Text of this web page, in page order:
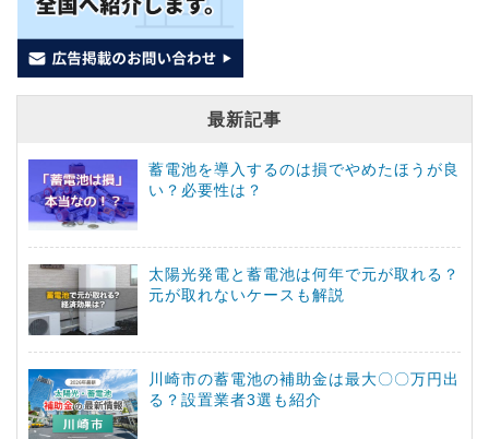
最新記事
蓄電池を導入するのは損でやめたほうが良
い？必要性は？
太陽光発電と蓄電池は何年で元が取れる？
元が取れないケースも解説
川崎市の蓄電池の補助金は最大〇〇万円出
る？設置業者3選も紹介